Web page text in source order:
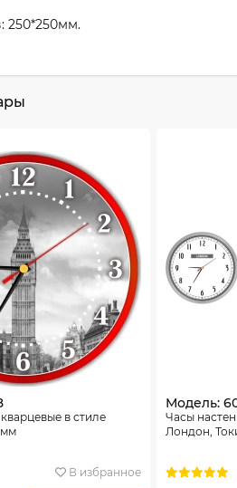
250*250мм.
в стиле
мм
В избранное
Модель:
Часы
Лондон,